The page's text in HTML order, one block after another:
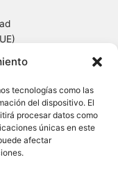
tecnologías como las
del dispositivo. El
procesar datos como
únicas en este
afectar
65-67